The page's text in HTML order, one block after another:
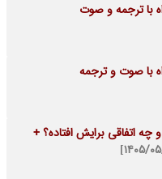
با ترجمه و صوت
با صوت و ترجمه
اتفاقی برایش افتاده؟ +